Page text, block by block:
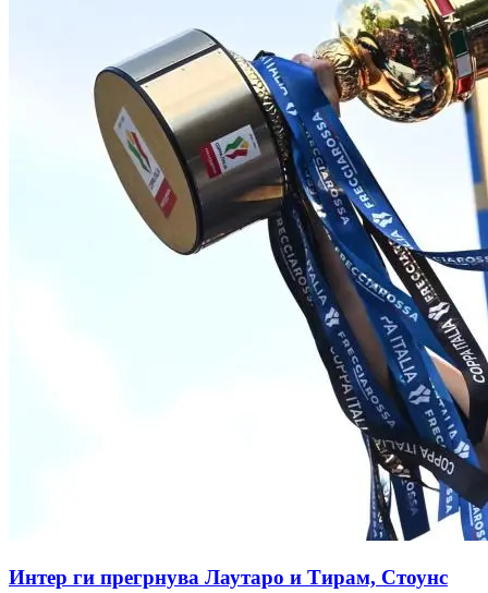
Интер ги прегрнува Лаутаро и Тирам, Стоунс